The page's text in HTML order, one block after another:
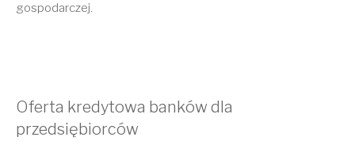
gospodarczej.
Oferta kredytowa banków dla
przedsiębiorców